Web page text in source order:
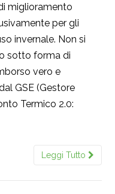
miglioramento
per gli
invernale. Non si
sotto forma di
vero e
GSE (Gestore
Termico 2.0:
Leggi Tutto